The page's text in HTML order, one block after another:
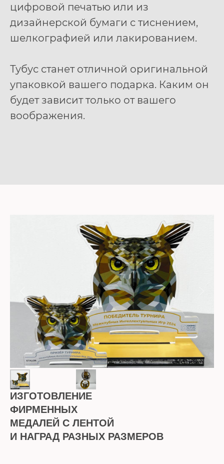
цифровой печатью или из
дизайнерской бумаги с тиснением,
шелкографией или лакированием.
Тубус станет отличной оригинальной
упаковкой вашего подарка. Каким он
будет зависит только от вашего
воображения.
ИЗГОТОВЛЕНИЕ
ФИРМЕННЫХ
МЕДАЛЕЙ С ЛЕНТОЙ
И НАГРАД РАЗНЫХ РАЗМЕРОВ